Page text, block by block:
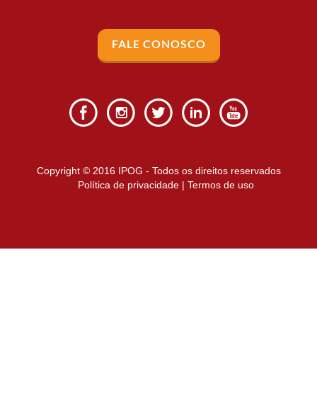
FALE CONOSCO
Copyright © 2016 IPOG - Todos os direitos reservados
Política de privacidade| Termos de uso